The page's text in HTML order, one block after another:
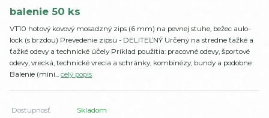
balenie 50 ks
VT10 hotový kovový mosadzný zips (6 mm) na pevnej stuhe, bežec aulo-
lock (s brzdou) Prevedenie zipsu - DELITEĽNÝ Určený na stredne ťažké a
ťažké odevy a technické účely Príklad použitia: pracovné odevy, športové
odevy, vrecká, technické vrecia a schránky, kombinézy, bundy a podobne
Balenie (mini... celý popis
Dostupnosť Skladom